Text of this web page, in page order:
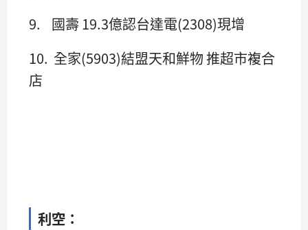
9. 國壽 19.3億認台達電(2308)現增
10. 全家(5903)結盟天和鮮物 推超市複合
店
利空：